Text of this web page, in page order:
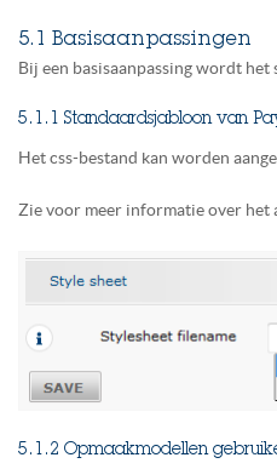
5.1 Basisaanpassingen
Bij een basisaanpassing wordt
5.1.1 Standaardsjabloon van
Het css-bestand kan worden
Zie voor meer informatie over het
5.1.2 Opmaakmodellen